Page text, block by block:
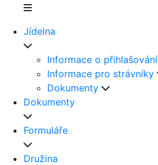
Jídelna
Informace o přihlašování
Informace pro strávníky
Dokumenty
Dokumenty
Formuláře
Družina